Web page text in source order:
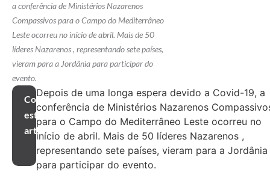
a conferência de Ministérios Nazarenos
Compassivos para o Campo do Mediterrâneo
Leste ocorreu no início de abril. Mais de 50
líderes Nazarenos , representando sete países,
vieram para a Jordânia para participar do
evento.
Compartilhar
este
artigo
Depois de uma longa espera devido a Covid-19, a
conferência de Ministérios Nazarenos
para o Campo do Mediterrâneo Leste ocorreu no
início de abril. Mais de 50 líderes Nazarenos ,
representando sete países, vieram para a Jordânia
para participar do evento.